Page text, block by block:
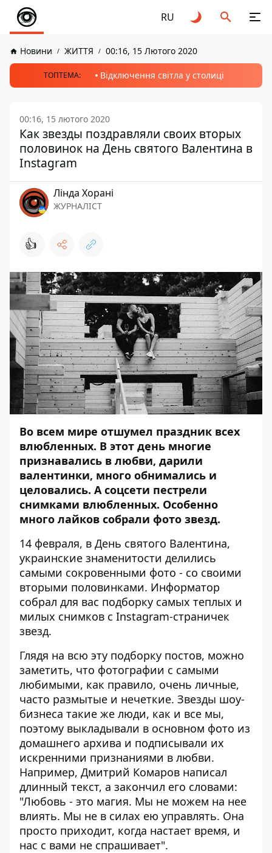
RU
Новини ЖИТТЯ 00:16, 15 Лютого 2020
ТОПТЕМА: Відключення світла у столиці
00:16, 15 лютого 2020
Как звезды поздравляли своих вторых
половинок на День святого Валентина в
Instagram
Лінда Хорані
ЖУРНАЛІСТ
👍
Во всем мире отшумел праздник всех
влюбленных. В этот день многие
признавались в любви, дарили
валентинки, много обнимались и
целовались. А соцсети пестрели
снимками влюбленных. Особенно
много лайков собрали фото звезд.
14 февраля, в День святого Валентина,
украинские знаменитости делились
самыми сокровенными фото - со своими
вторыми половинками. Информатор
собрал для вас подборку самых теплых и
милых снимков с Instagram-страничек
звезд.
Глядя на всю эту подборку постов, можно
заметить, что фотографии с самыми
любимыми, как правило, очень личные,
часто размытые и нечеткие. Звезды шоу-
бизнеса такие же люди, как и все мы,
поэтому выкладывали в основном фото из
домашнего архива и подписывали их
искренними признаниями в любви.
Например, Дмитрий Комаров написал
длинный текст, а закончил его словами:
"Любовь - это магия. Мы не можем на нее
влиять. Мы не в силах ею управлять. Она
просто приходит, когда настает время, и
нас с вами не спрашивает".